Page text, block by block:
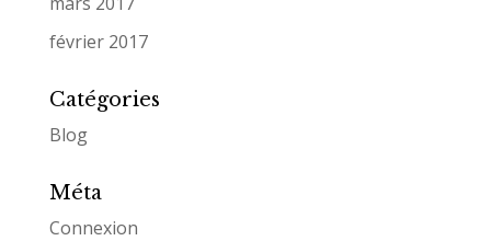
février 2017
Catégories
Blog
Méta
Connexion